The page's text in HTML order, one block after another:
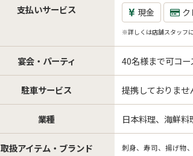
支払いサービス 現金 ク
※詳しくは店舗スタッフ
宴会・パーティ 40名様まで可コ
駐車サービス 提携しておりませ
業種 日本料理、海鮮
取扱アイテム・ブランド
刺身、寿司、揚げ物